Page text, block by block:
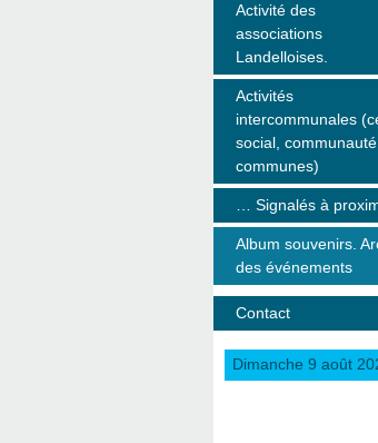
Activité des
associations
Landelloises.
Activités
intercommunales
social,
communes)
… Signalés à
Album souvenirs.
des événements
Contact
Dimanche 9 août